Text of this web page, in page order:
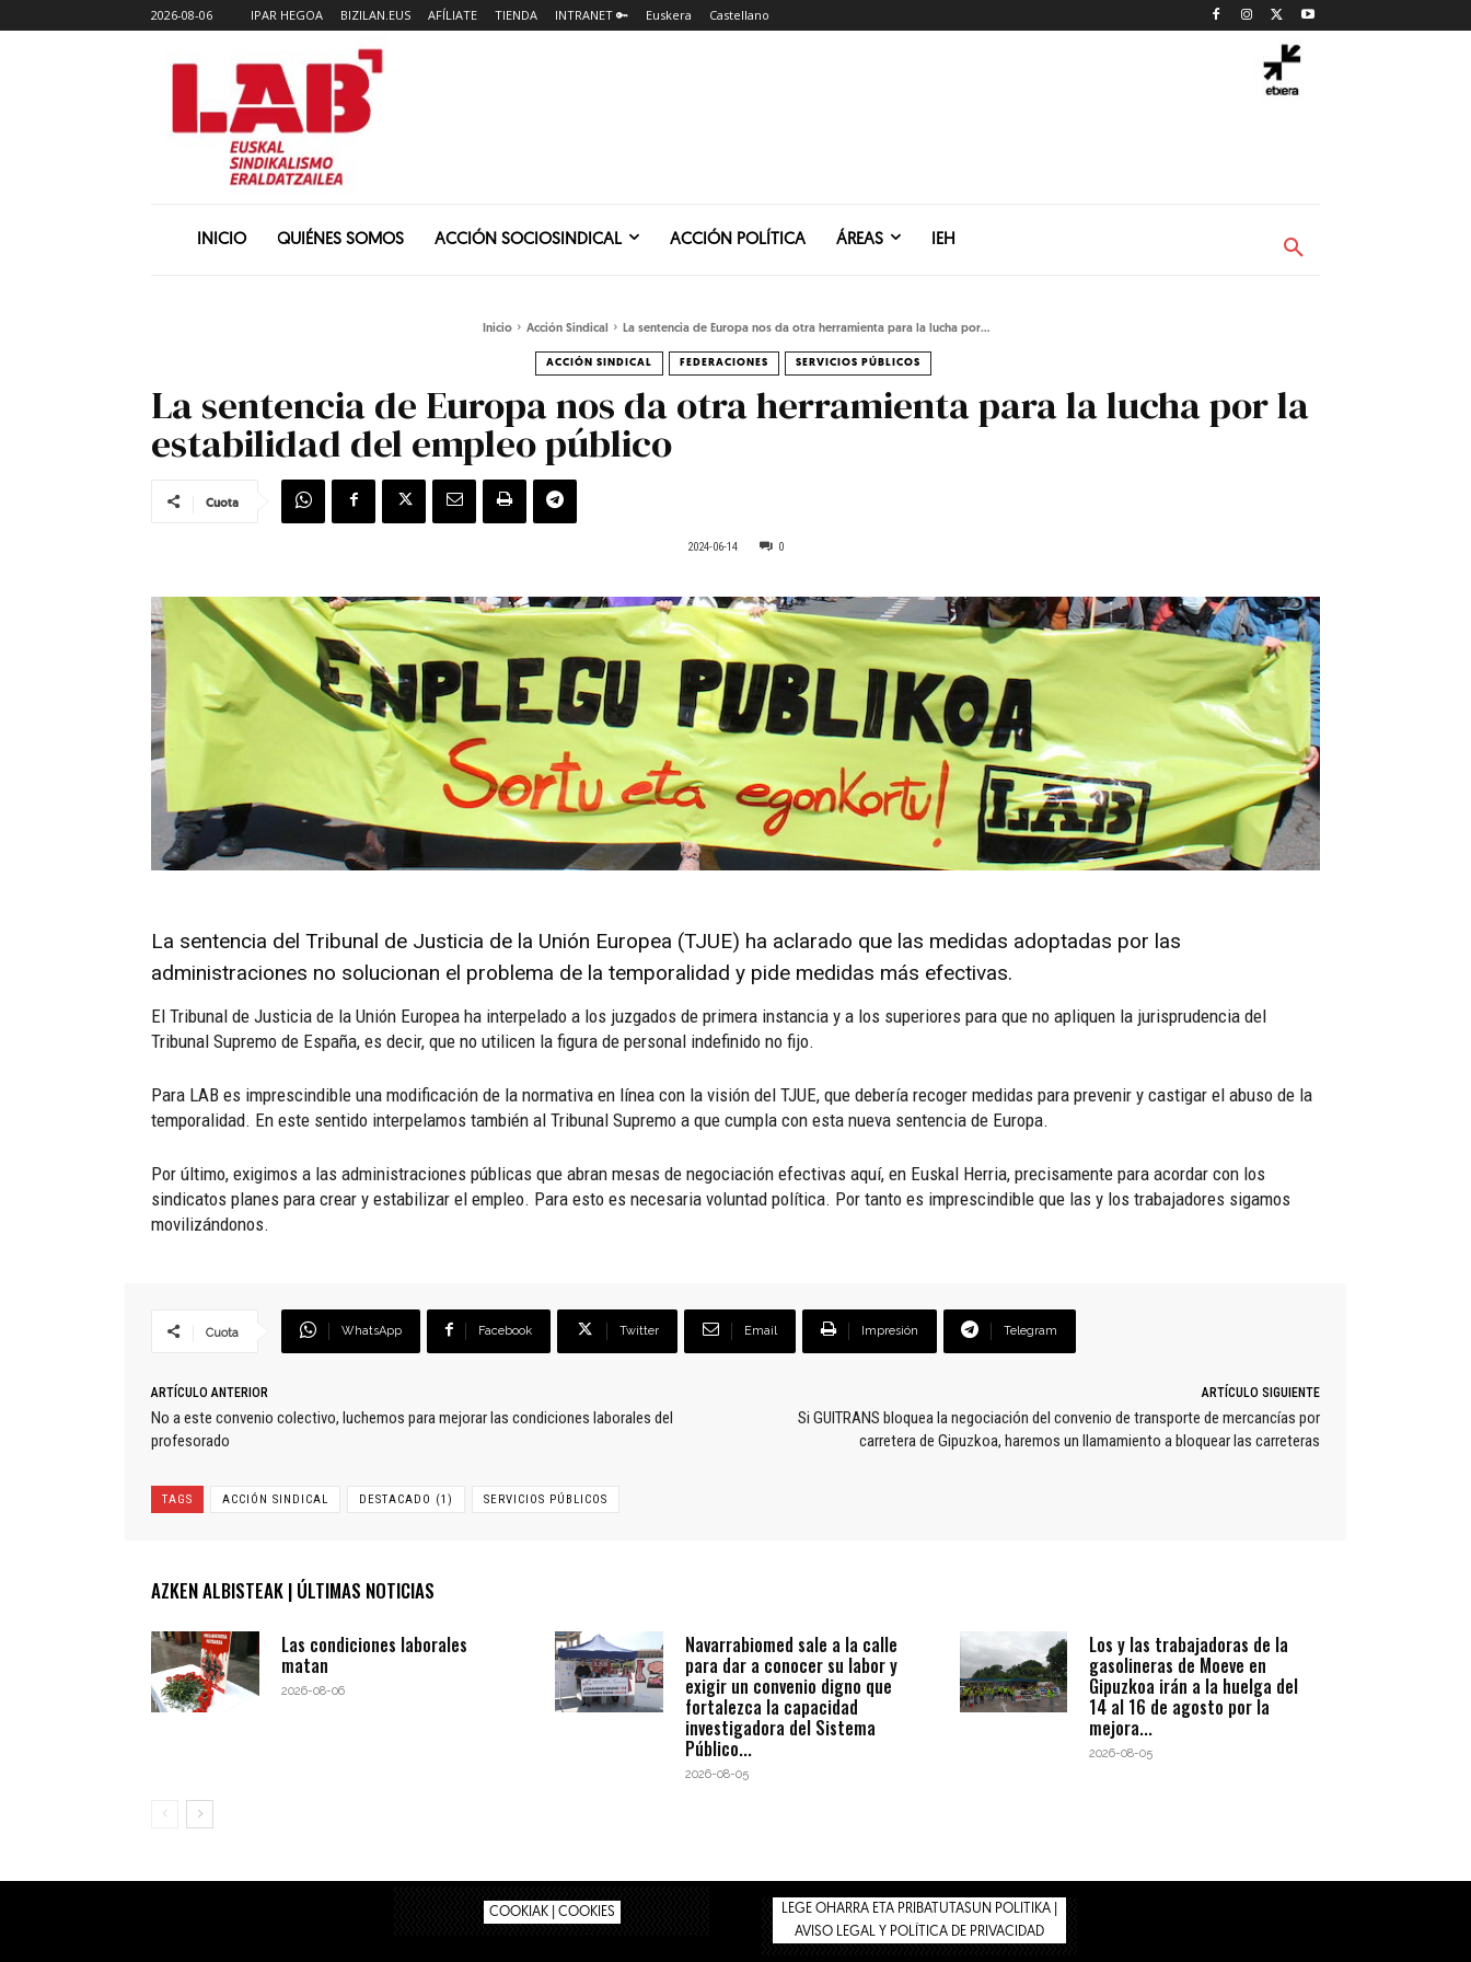
2026-08-06 IPAR HEGOA BIZILAN.EUS AFÍLIATE TIENDA INTRANET 🔑 Euskera Castellano
INICIO QUIÉNES SOMOS ACCIÓN SOCIOSINDICAL ACCIÓN POLÍTICA ÁREAS IEH
Inicio Acción Sindical La sentencia de Europa nos da otra herramienta para la lucha por...
ACCIÓN SINDICAL FEDERACIONES SERVICIOS PÚBLICOS
La sentencia de Europa nos da otra herramienta para la lucha por la
estabilidad del empleo público
Cuota
2024-06-14 0
La sentencia del Tribunal de Justicia de la Unión Europea (TJUE) ha aclarado que las medidas adoptadas por las
administraciones no solucionan el problema de la temporalidad y pide medidas más efectivas.
El Tribunal de Justicia de la Unión Europea ha interpelado a los juzgados de primera instancia y a los superiores para que no apliquen la jurisprudencia del
Tribunal Supremo de España, es decir, que no utilicen la figura de personal indefinido no fijo.
Para LAB es imprescindible una modificación de la normativa en línea con la visión del TJUE, que debería recoger medidas para prevenir y castigar el abuso de la
temporalidad. En este sentido interpelamos también al Tribunal Supremo a que cumpla con esta nueva sentencia de Europa.
Por último, exigimos a las administraciones públicas que abran mesas de negociación efectivas aquí, en Euskal Herria, precisamente para acordar con los
sindicatos planes para crear y estabilizar el empleo. Para esto es necesaria voluntad política. Por tanto es imprescindible que las y los trabajadores sigamos
movilizándonos.
Cuota WhatsApp Facebook Twitter Email Impresión Telegram
ARTÍCULO ANTERIOR
No a este convenio colectivo, luchemos para mejorar las condiciones laborales del
profesorado
ARTÍCULO SIGUIENTE
Si GUITRANS bloquea la negociación del convenio de transporte de mercancías por
carretera de Gipuzkoa, haremos un llamamiento a bloquear las carreteras
TAGS ACCIÓN SINDICAL DESTACADO (1) SERVICIOS PÚBLICOS
AZKEN ALBISTEAK | ÚLTIMAS NOTICIAS
Las condiciones laborales
matan
2026-08-06
Navarrabiomed sale a la calle
para dar a conocer su labor y
exigir un convenio digno que
fortalezca la capacidad
investigadora del Sistema
Público...
2026-08-05
Los y las trabajadoras de la
gasolineras de Moeve en
Gipuzkoa irán a la huelga del
14 al 16 de agosto por la
mejora...
2026-08-05
COOKIAK | COOKIES
LEGE OHARRA ETA PRIBATUTASUN POLITIKA |
AVISO LEGAL Y POLÍTICA DE PRIVACIDAD